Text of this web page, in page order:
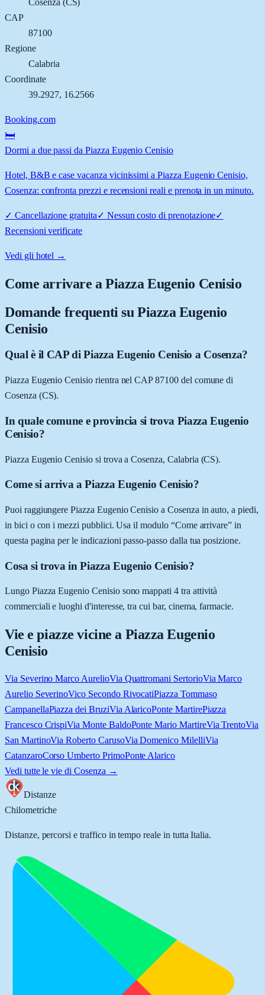
CAP
87100
Regione
Calabria
Coordinate
39.2927, 16.2566
Booking.com
🛏️
Dormi a due passi da Piazza Eugenio Cenisio
Hotel, B&B e case vacanza vicinissimi a Piazza Eugenio Cenisio,
Cosenza: confronta prezzi e recensioni reali e prenota in un minuto.
✓ Cancellazione gratuita✓ Nessun costo di prenotazione✓
Recensioni verificate
Vedi gli hotel →
Come arrivare aPiazza Eugenio Cenisio
Domande frequenti su Piazza Eugenio
Cenisio
Qual è il CAP di Piazza Eugenio Cenisio a Cosenza?
Piazza Eugenio Cenisio rientra nel CAP 87100 del comune di
Cosenza (CS).
In quale comune e provincia si trova Piazza Eugenio
Cenisio?
Piazza Eugenio Cenisio si trova a Cosenza, Calabria (CS).
Come si arriva a Piazza Eugenio Cenisio?
Puoi raggiungere Piazza Eugenio Cenisio a Cosenza in auto, a piedi,
in bici o con i mezzi pubblici. Usa il modulo “Come arrivare” in
questa pagina per le indicazioni passo-passo dalla tua posizione.
Cosa si trova in Piazza Eugenio Cenisio?
Lungo Piazza Eugenio Cenisio sono mappati 4 tra attività
commerciali e luoghi d'interesse, tra cui bar, cinema, farmacie.
Vie e piazze vicine a Piazza Eugenio
Cenisio
Via Severino Marco AurelioVia Quattromani SertorioVia Marco
Aurelio SeverinoVico Secondo RivocatiPiazza Tommaso
CampanellaPiazza dei BruziVia AlaricoPonte MartirePiazza
Francesco CrispiVia Monte BaldoPonte Mario MartireVia TrentoVia
San MartinoVia Roberto CarusoVia Domenico MilelliVia
CatanzaroCorso Umberto PrimoPonte Alarico
Vedi tutte le vie di Cosenza →
Distanze
Chilometriche
Distanze, percorsi e traffico in tempo reale in tutta Italia.